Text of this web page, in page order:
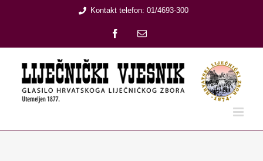
Kontakt telefon: 01/4693-300
FacebookEmail: